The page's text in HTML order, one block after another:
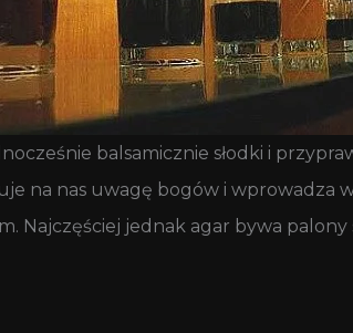
balsamicznie słodki i
na nas uwagę bogów i wprowadza
Najczęściej jednak agar bywa